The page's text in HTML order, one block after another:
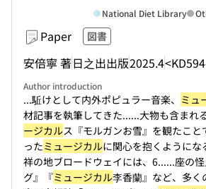
Paper 図書
安倍寧 著日之出出版2025.4
National Diet Library
Author introduction
...駈けとして内外ポピュラー音楽、 ミュ
材記事を執筆してきた......大物も含まれ
ージカルス『モルガンお雪』を観たこと
ったミュージカルに関心を抱くようにな
祥の地ブロードウェイには、6......座の
グ』『ミュージカル李香蘭』など、多く